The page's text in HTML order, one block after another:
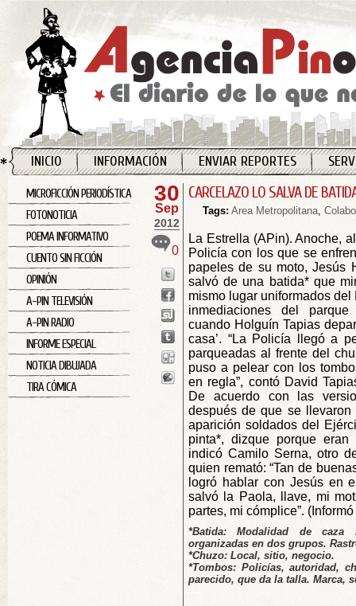
INICIO INFORMACIÓN ENVIAR REPORTES
MICROFICCIÓN PERIODÍSTICA
FOTONOTICIA
POEMA INFORMATIVO
CUENTO SIN FICCIÓN
OPINIÓN
A-PIN TELEVISIÓN
A-PIN RADIO
INFORME ESPECIAL
NOTICIA DIBUJADA
TIRA CÓMICA
30
Sep
2012
0
CARCELAZO LO SALVA DE
Tags: Area Metropolitana,
La Estrella (APin). Anoche,
Policía con los que se
papeles de su moto, Jesús
salvó de una batida* que
mismo lugar uniformados
inmediaciones del
cuando Holguín Tapias
casa’. “La Policía llegó a
parqueadas al frente del
puso a pelear con los
en regla”, contó David
De acuerdo con las
después de que se
aparición soldados del
pinta*, dizque porque
indicó Camilo Serna, otro
quien remató: “Tan de
logró hablar con Jesús en
salvó la Paola, llave, mi
partes, mi cómplice”.
*Batida: Modalidad de caza
organizadas en dos grupos.
*Chuzo: Local, sitio, negocio.
*Tombos: Policías, autoridad,
parecido, que da la talla. Marca,
—